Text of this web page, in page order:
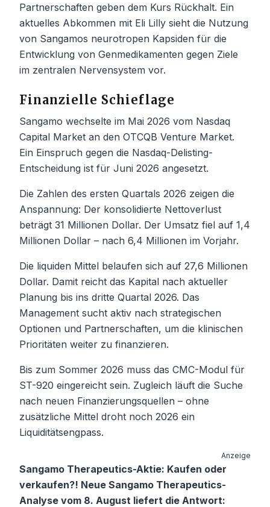
Partnerschaften geben dem Kurs Rückhalt. Ein
aktuelles Abkommen mit Eli Lilly sieht die Nutzung
von Sangamos neurotropen Kapsiden für die
Entwicklung von Genmedikamenten gegen Ziele
im zentralen Nervensystem vor.
Finanzielle Schieflage
Sangamo wechselte im Mai 2026 vom Nasdaq
Capital Market an den OTCQB Venture Market.
Ein Einspruch gegen die Nasdaq-Delisting-
Entscheidung ist für Juni 2026 angesetzt.
Die Zahlen des ersten Quartals 2026 zeigen die
Anspannung: Der konsolidierte Nettoverlust
beträgt 31 Millionen Dollar. Der Umsatz fiel auf 1,4
Millionen Dollar – nach 6,4 Millionen im Vorjahr.
Die liquiden Mittel belaufen sich auf 27,6 Millionen
Dollar. Damit reicht das Kapital nach aktueller
Planung bis ins dritte Quartal 2026. Das
Management sucht aktiv nach strategischen
Optionen und Partnerschaften, um die klinischen
Prioritäten weiter zu finanzieren.
Bis zum Sommer 2026 muss das CMC-Modul für
ST-920 eingereicht sein. Zugleich läuft die Suche
nach neuen Finanzierungsquellen – ohne
zusätzliche Mittel droht noch 2026 ein
Liquiditätsengpass.
Anzeige
Sangamo Therapeutics-Aktie: Kaufen oder
verkaufen?! Neue Sangamo Therapeutics-
Analyse vom 8. August liefert die Antwort: